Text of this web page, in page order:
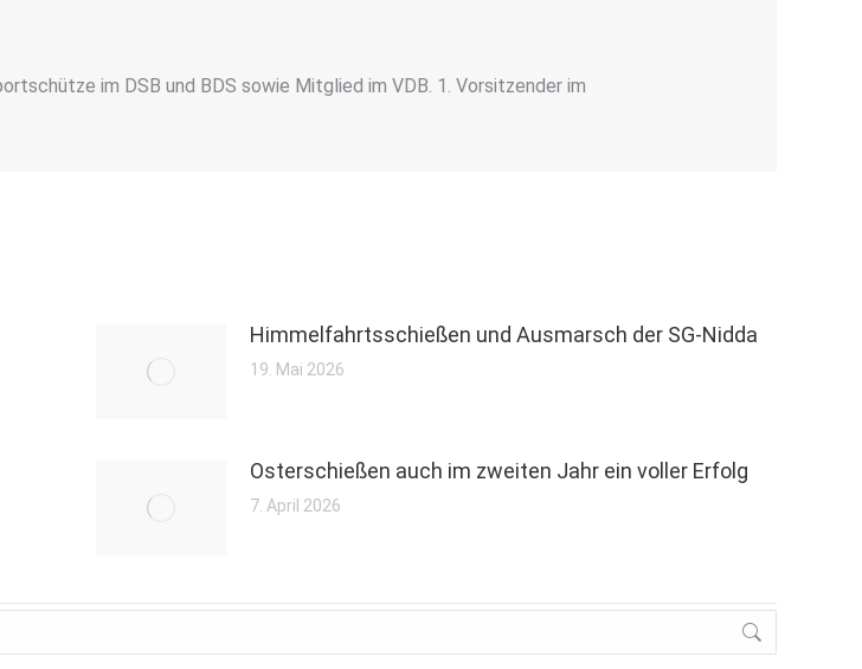
im DSB und BDS sowie Mitglied im VDB. 1. Vorsitzender im
Himmelfahrtsschießen und Ausmarsch der SG-Nidda
19. Mai 2026
Osterschießen auch im zweiten Jahr ein voller Erfolg
7. April 2026